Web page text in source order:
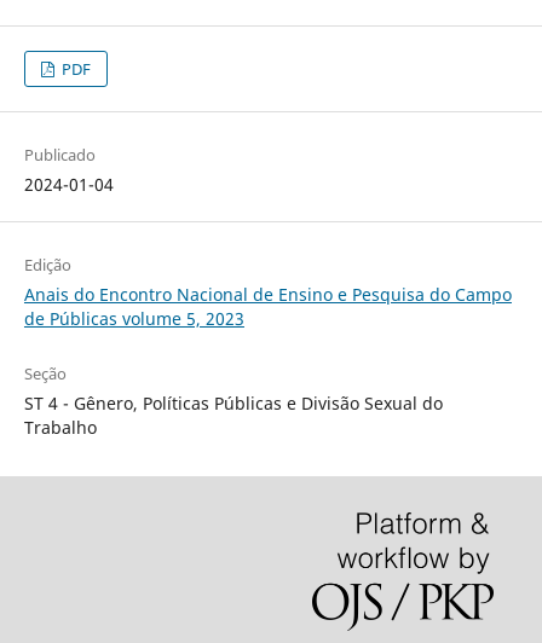
PDF
Publicado
2024-01-04
Edição
Anais do Encontro Nacional de Ensino e Pesquisa do Campo
de Públicas volume 5, 2023
Seção
ST 4 - Gênero, Políticas Públicas e Divisão Sexual do
Trabalho